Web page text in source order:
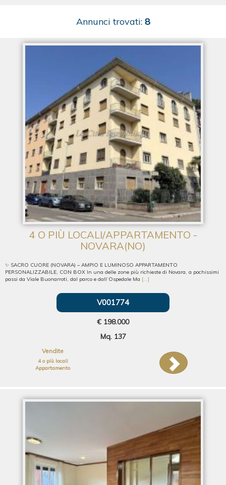
Annunci trovati: 8
4 O PIÙ LOCALI/APPARTAMENTO -
NOVARA(NO)
✨ SACRO CUORE (NOVARA) – AMPIO E LUMINOSO APPARTAMENTO
PERSONALIZZABILE, CON BOX In una delle zone più richieste di Novara, a pochissimi
passi da Viale Buonarroti, dal parco e dall’Ospedale Ma [...]
V001774
€ 198.000
Mq. 137
Vendite
4 o più locali
Appartamento